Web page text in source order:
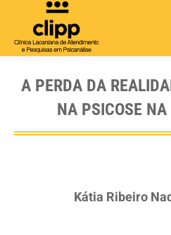
A PERDA DA
NA PSICOSE
Kátia Ribeiro